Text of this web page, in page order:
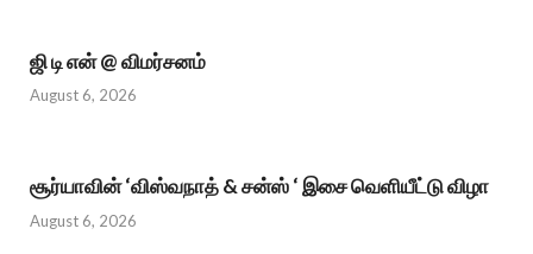
ஜி டி என் @ விமர்சனம்
August 6, 2026
சூர்யாவின் ‘விஸ்வநாத் & சன்ஸ் ‘ இசை வெளியீட்டு விழா
August 6, 2026